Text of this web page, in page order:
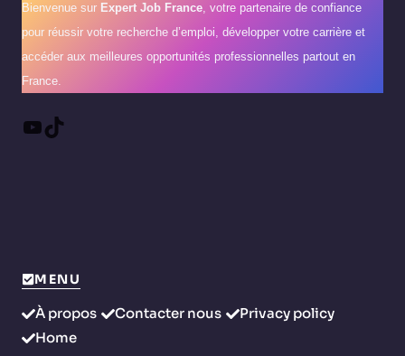
Bienvenue sur Expert Job France, votre partenaire de confiance
pour réussir votre recherche d’emploi, développer votre carrière et
accéder aux meilleures opportunités professionnelles partout en
France.
YouTube
TikTok
MENU
À propos Contacter nous
Privacy policy
Home